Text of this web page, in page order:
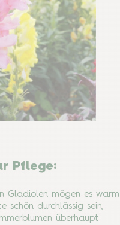
Pflege:
Gladiolen mögen es warm
schön durchlässig sein,
überhaupt